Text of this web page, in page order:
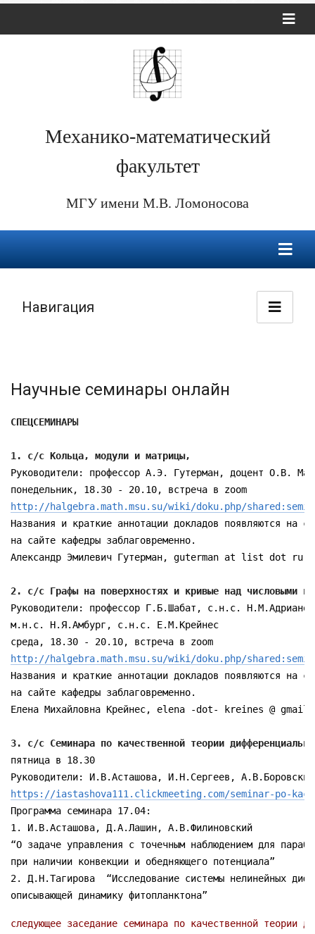
Механико-математический
факультет
МГУ имени М.В. Ломоносова
Навигация
Научные семинары онлайн
СПЕЦСЕМИНАРЫ
1. c/c Кольца, модули и матрицы,
Руководители: профессор А.Э. Гутерман, доцент О.В.
http://halgebra.math.msu.su/wiki/doku.php/
Названия и краткие аннотации докладов появляются на
на сайте кафедры заблаговременно.
Александр Эмилевич Гутерман, guterman at list dot ru
2. c/c Графы на поверхностях и кривые над числовыми
Руководители: профессор Г.Б.Шабат, с.н.с.
м.н.с. Н.Я.Амбург, с.н.с. Е.М.Крейнес
http://halgebra.math.msu.su/wiki/doku.php/
Названия и краткие аннотации докладов появляются на
на сайте кафедры заблаговременно.
Елена Михайловна Крейнес, elena -dot- kreines @
3. c/c Семинара по качественной теории
пятница в 18.30
https://iastashova111.clickmeeting.com/seminar-po-
Программа семинара 17.04:
1. И.В.Асташова, Д.А.Лашин, А.В.Филиновский
“О задаче управления с точечным наблюдением для
при наличии конвекции и обедняющего потенциала”
2. Д.Н.Тагирова  “Исследование системы нелинейных
следующее заседание семинара по качественной теории